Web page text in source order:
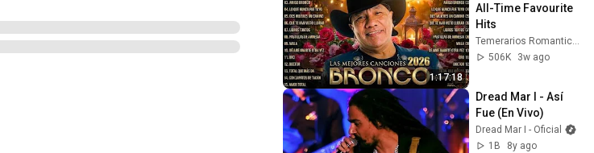
1:17:18
All-Time Favourite
Hits
Temerarios Romantic Hits
506K
3w ago
Dread Mar I - Así
Fue (En Vivo)
Dread Mar I - Oficial
1B
8y ago